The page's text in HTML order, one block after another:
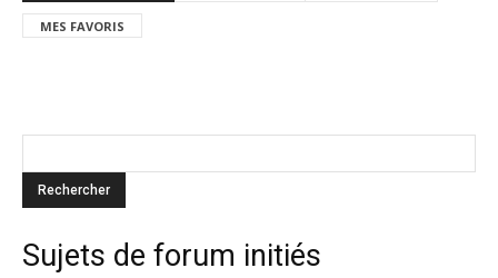
MES FAVORIS
Sujets de forum initiés